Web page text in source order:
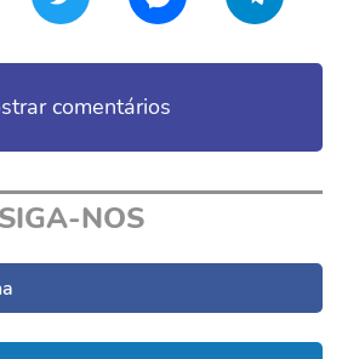
comentários
SIGA-NOS